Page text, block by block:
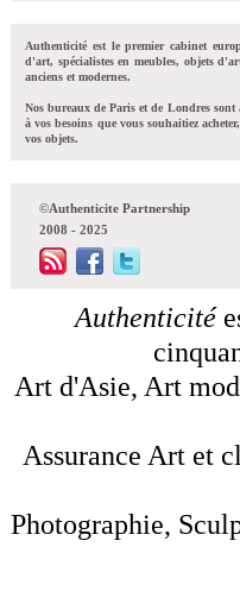
Authenticité est le premier cabinet
d'art, spécialistes en meubles, objets
anciens et modernes.
Nos bureaux de Paris et de Londres
à vos besoins que vous souhaitiez
vos objets.
©Authenticite Partnership
2008 - 2025
Authenticité
Art d'Asie, Art
Assurance Art et
Photographie,